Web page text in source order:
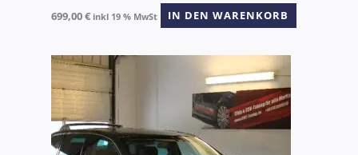
699,00€ inkl 19 % MwSt IN DEN WARENKORB